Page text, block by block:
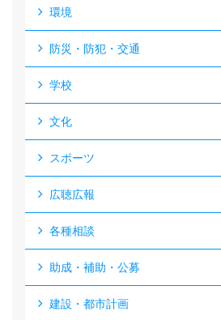
環境
防災・防犯・交通
学校
文化
スポーツ
広聴広報
各種相談
助成・補助・公募
建設・都市計画